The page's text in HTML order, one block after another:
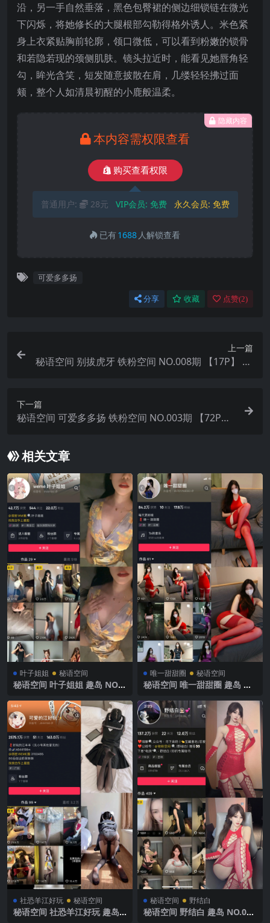
沿，另一手自然垂落，黑色包臀裙的侧边细锁链在微光
下闪烁，将她修长的大腿根部勾勒得格外诱人。米色紧
身上衣紧贴胸前轮廓，领口微低，可以看到粉嫩的锁骨
和若隐若现的颈侧肌肤。镜头拉近时，能看见她唇角轻
勾，眸光含笑，短发随意披散在肩，几缕轻轻拂过面
颊，整个人如清晨初醒的小鹿般温柔。
隐藏内容
本内容需权限查看
购买查看权限
普通用户: 28元 VIP会员: 免费 永久会员: 免费
已有1688 人解锁查看
可爱多多扬
分享 收藏 点赞(2)
上一篇
秘语空间 别拔虎牙 铁粉空间 NO.008期 【17P】 20
下一篇
秘语空间 可爱多多扬 铁粉空间 NO.003期 【72P】
相关文章
叶子姐姐 秘语空间
秘语空间 叶子姐姐 趣岛 NO.0
版
唯一甜甜圈 秘语空间
秘语空间 唯一甜甜圈 趣岛 N
完整版
社恐羊江好玩 秘语空间
秘语空间 社恐羊江好玩 趣岛
秘语空间 野结白
秘语空间 野结白 趣岛 NO.002